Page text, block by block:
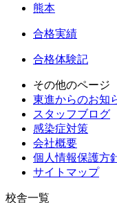
熊本
合格実績
合格体験記
その他のページ
東進からのお知
スタッフブログ
感染症対策
会社概要
個人情報保護方
サイトマップ
校舎一覧